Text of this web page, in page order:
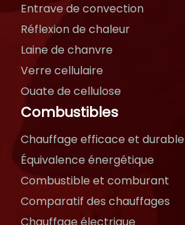
Entrave de convection
Réflexion de chaleur
Laine de chanvre
Verre cellulaire
Ouate de cellulose
Combustibles
Chauffage efficace et durable
Équivalence énergétique
Combustible et comburant
Comparatif des chauffages